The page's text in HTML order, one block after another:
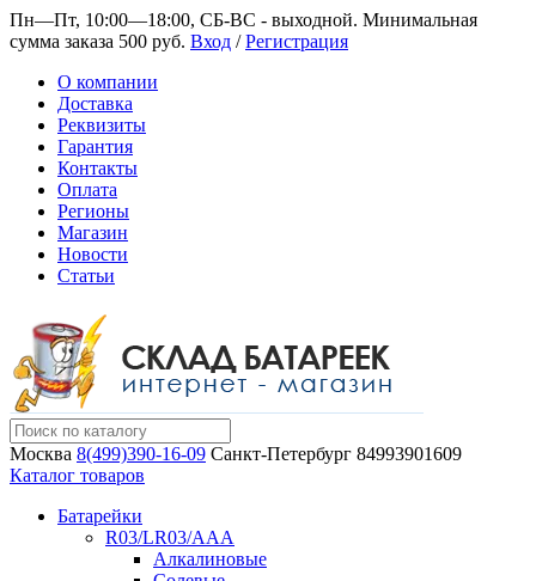
Пн—Пт, 10:00—18:00, СБ-ВС - выходной. Минимальная
сумма заказа 500 руб. Вход /Регистрация
О компании
Доставка
Реквизиты
Гарантия
Контакты
Оплата
Регионы
Магазин
Новости
Статьи
Москва 8(499)390-16-09 Санкт-Петербург 84993901609
Каталог товаров
Батарейки
R03/LR03/AAA
Алкалиновые